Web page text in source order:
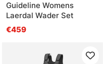
Guideline Womens
Laerdal Wader Set
€459